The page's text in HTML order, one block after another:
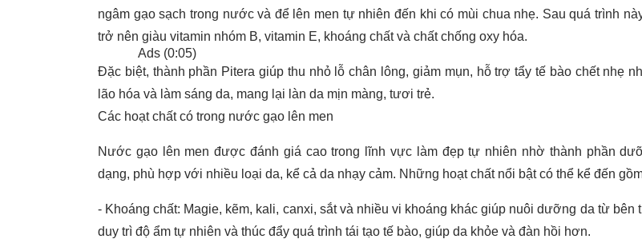
ngâm gạo sạch trong nước và để lên men tự nhiên đến khi có mùi chua nhẹ. Sau quá trình
trở nên giàu vitamin nhóm B, vitamin E, khoáng chất và chất chống oxy hóa.
Đặc biệt, thành phần Pitera giúp thu nhỏ lỗ chân lông, giảm mụn, hỗ trợ tẩy tế bào chết nhẹ
lão hóa và làm sáng da, mang lại làn da mịn màng, tươi trẻ.
Các hoạt chất có trong nước gạo lên men
Nước gạo lên men được đánh giá cao trong lĩnh vực làm đẹp tự nhiên nhờ thành phần
dạng, phù hợp với nhiều loại da, kể cả da nhạy cảm. Những hoạt chất nổi bật có thể kể đến
- Khoáng chất: Magie, kẽm, kali, canxi, sắt và nhiều vi khoáng khác giúp nuôi dưỡng da từ bên
duy trì độ ẩm tự nhiên và thúc đẩy quá trình tái tạo tế bào, giúp da khỏe và đàn hồi hơn.
Ads (0:05)